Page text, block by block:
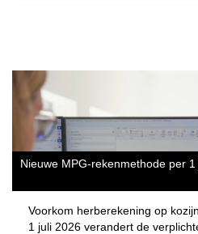
Nieuwe MPG-rekenmethode per
Voorkom herberekening op
1 juli 2026 verandert de